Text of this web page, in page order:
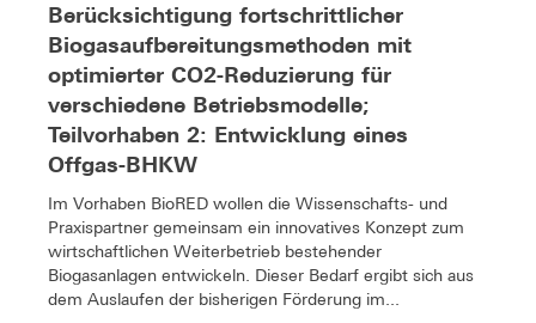
Berücksichtigung fortschrittlicher
Biogasaufbereitungsmethoden mit
optimierter CO2-Reduzierung für
verschiedene Betriebsmodelle;
Teilvorhaben 2: Entwicklung eines
Offgas-BHKW
Im Vorhaben BioRED wollen die Wissenschafts- und
Praxispartner gemeinsam ein innovatives Konzept zum
wirtschaftlichen Weiterbetrieb bestehender
Biogasanlagen entwickeln. Dieser Bedarf ergibt sich aus
dem Auslaufen der bisherigen Förderung im...